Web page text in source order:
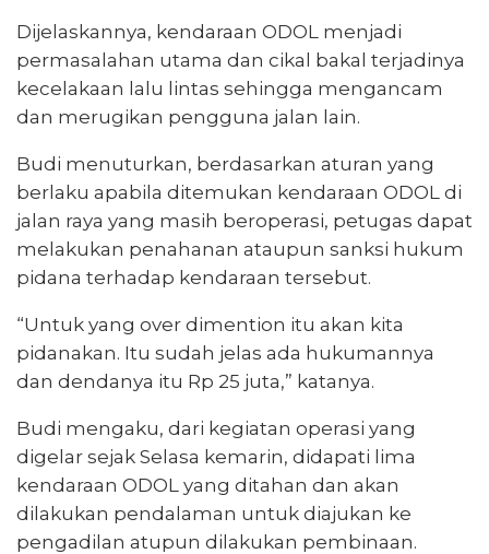
Dijelaskannya, kendaraan ODOL menjadi
permasalahan utama dan cikal bakal terjadinya
kecelakaan lalu lintas sehingga mengancam
dan merugikan pengguna jalan lain.
Budi menuturkan, berdasarkan aturan yang
berlaku apabila ditemukan kendaraan ODOL di
jalan raya yang masih beroperasi, petugas dapat
melakukan penahanan ataupun sanksi hukum
pidana terhadap kendaraan tersebut.
“Untuk yang over dimention itu akan kita
pidanakan. Itu sudah jelas ada hukumannya
dan dendanya itu Rp 25 juta,” katanya.
Budi mengaku, dari kegiatan operasi yang
digelar sejak Selasa kemarin, didapati lima
kendaraan ODOL yang ditahan dan akan
dilakukan pendalaman untuk diajukan ke
pengadilan atupun dilakukan pembinaan.